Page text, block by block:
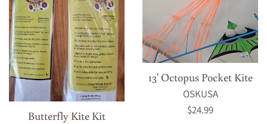
Butterfly Kite Kit
13' Octopus Pocket Kite
OSKUSA
Prix
$24.99